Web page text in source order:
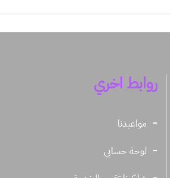
روابط اخري
مواعيدنا
لوحة حسابي